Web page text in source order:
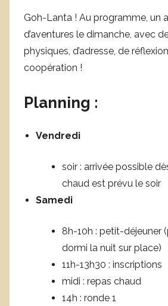
Goh-Lanta ! Au programme, un
d’aventures le dimanche, avec
physiques, d’adresse, de
coopération !
Planning :
Vendredi
soir : arrivée possible
chaud est prévu le soir
Samedi
8h-10h : petit-déjeuner
dormi la nuit sur place)
11h-13h30 : inscriptions
midi : repas chaud
14h : ronde 1